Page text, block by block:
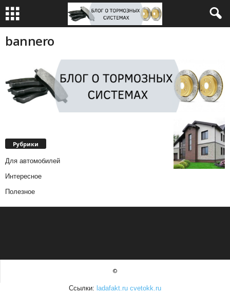
bannero
Рубрики
Для автомобилей
Интересное
Полезное
©
Ссылки: ladafakt.ru cvetokk.ru